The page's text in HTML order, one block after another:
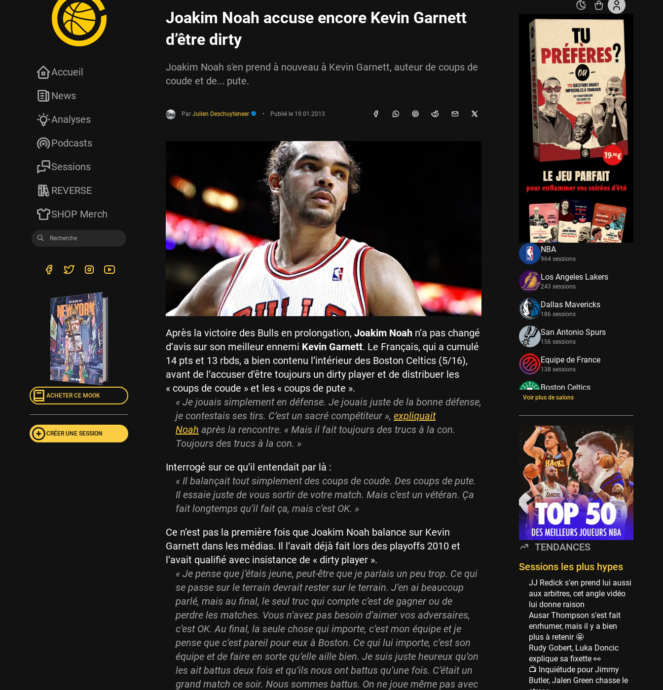
Joakim Noah accuse encore Kevin Garnett
d’être dirty
Joakim Noah s'en prend à nouveau à Kevin Garnett, auteur de coups de
coude et de... pute.
Par Julien Deschuyteneer • Publié le 19.01.2013
Après la victoire des Bulls en prolongation, Joakim Noah n’a pas changé
d’avis sur son meilleur ennemi Kevin Garnett. Le Français, qui a cumulé
14 pts et 13 rbds, a bien contenu l’intérieur des Boston Celtics (5/16),
avant de l’accuser d’être toujours un dirty player et de distribuer les
« coups de coude » et les « coups de pute ».
« Je jouais simplement en défense. Je jouais juste de la bonne défense,
je contestais ses tirs. C’est un sacré compétiteur », expliquait
Noah après la rencontre. « Mais il fait toujours des trucs à la con.
Toujours des trucs à la con. »
Interrogé sur ce qu’il entendait par là :
« Il balançait tout simplement des coups de coude. Des coups de pute.
Il essaie juste de vous sortir de votre match. Mais c’est un vétéran. Ça
fait longtemps qu’il fait ça, mais c’est OK. »
Ce n’est pas la première fois que Joakim Noah balance sur Kevin
Garnett dans les médias. Il l’avait déjà fait lors des playoffs 2010 et
l’avait qualifié avec insistance de « dirty player ».
« Je pense que j’étais jeune, peut-être que je parlais un peu trop. Ce qui
se passe sur le terrain devrait rester sur le terrain. J’en ai beaucoup
parlé, mais au final, le seul truc qui compte c’est de gagner ou de
perdre les matches. Vous n’avez pas besoin d’aimer vos adversaires,
c’est OK. Au final, la seule chose qui importe, c’est mon équipe et je
pense que c’est pareil pour eux à Boston. Ce qui lui importe, c’est son
équipe et de faire en sorte qu’elle aille bien. Je suis juste heureux qu’on
les ait battus deux fois et qu’ils nous ont battus qu’une fois. C’était un
grand match ce soir. Nous sommes battus. On ne joue même pas avec
Accueil
News
Analyses
Podcasts
Sessions
REVERSE
SHOP Merch
ACHETER CE MOOK
CRÉER UNE SESSION
NBA
964 sessions
Los Angeles Lakers
243 sessions
Dallas Mavericks
186 sessions
San Antonio Spurs
156 sessions
Equipe de France
138 sessions
Boston Celtics
133 sessions
New York Knicks
114 sessions
Minnesota Timberwolves
114 sessions
Golden State Warriors
113 sessions
Denver Nuggets
106 sessions
WNBA
97 sessions
Philadelphia Sixers
89 sessions
Milwaukee Bucks
82 sessions
Hoop Culture
73 sessions
Oklahoma City Thunder
69 sessions
Phoenix Suns
69 sessions
Voir plus de salons
TENDANCES
Sessions les plus hypes
JJ Redick s’en prend lui aussi
aux arbitres, cet angle vidéo
lui donne raison
Ausar Thompson s’est fait
enrhumer, mais il y a bien
plus à retenir 🤩
Rudy Gobert, Luka Doncic
explique sa fixette 👀
📺 Inquiétude pour Jimmy
Butler, Jalen Green chasse le